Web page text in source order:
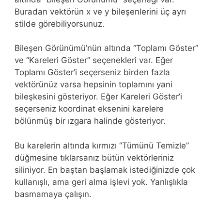
Buradan vektörün x ve y bileşenlerini üç ayrı
stilde görebiliyorsunuz.
Bileşen Görünümü’nün altında “Toplamı Göster”
ve “Kareleri Göster” seçenekleri var. Eğer
Toplamı Göster’i seçerseniz birden fazla
vektörünüz varsa hepsinin toplamını yani
bileşkesini gösteriyor. Eğer Kareleri Göster’i
seçerseniz koordinat eksenini karelere
bölünmüş bir ızgara halinde gösteriyor.
Bu karelerin altında kırmızı “Tümünü Temizle”
düğmesine tıklarsanız bütün vektörleriniz
siliniyor. En baştan başlamak istediğinizde çok
kullanışlı, ama geri alma işlevi yok. Yanlışlıkla
basmamaya çalışın.